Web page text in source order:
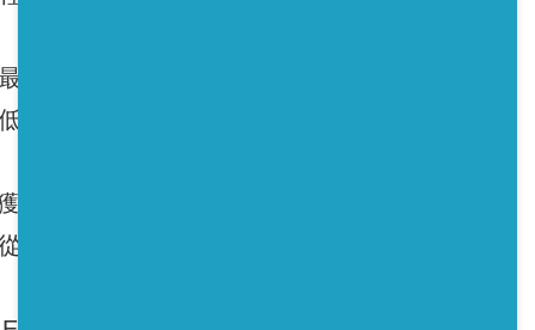
理想是蓄電量要求較低的工作，包括從太陽能
的時候從電網儲電。
得再利用，之後回收取得原料，這代表車廠及
同一組電池重覆獲利。